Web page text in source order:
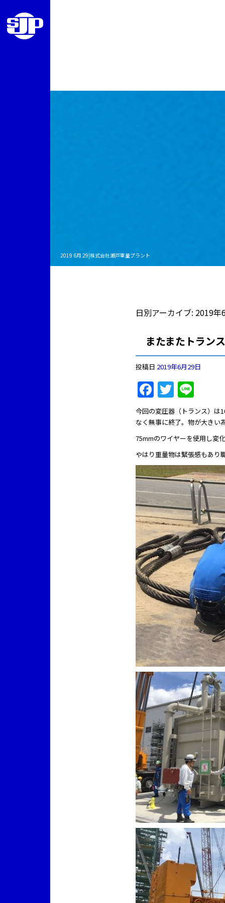
2019 6月 29|株式会社瀬戸重量プラント
日別アーカイブ: 2019年
またまたトランス
投稿日 2019年6月29日
今回の変圧器（トランス）は
なく無事に終了。物が大きい
75mmのワイヤーを使用し変
やはり重量物は緊張感もあり